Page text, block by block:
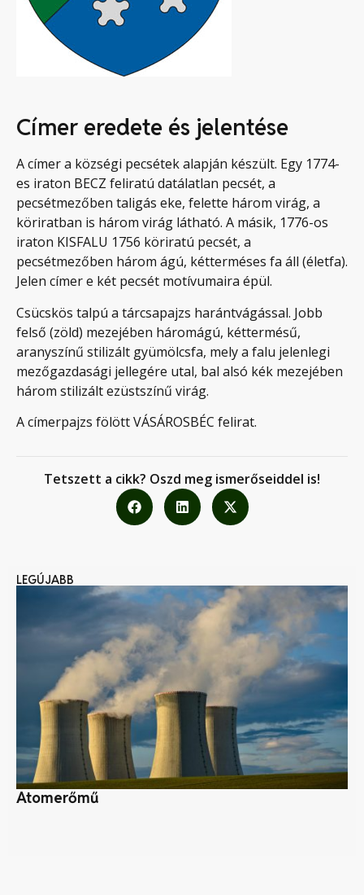
Címer eredete és jelentése
A címer a községi pecsétek alapján készült. Egy 1774-
es iraton BECZ feliratú datálatlan pecsét, a
pecsétmezőben taligás eke, felette három virág, a
köriratban is három virág látható. A másik, 1776-os
iraton KISFALU 1756 köriratú pecsét, a
pecsétmezőben három ágú, kétterméses fa áll (életfa).
Jelen címer e két pecsét motívumaira épül.
Csücskös talpú a tárcsapajzs harántvágással. Jobb
felső (zöld) mezejében háromágú, kéttermésű,
aranyszínű stilizált gyümölcsfa, mely a falu jelenlegi
mezőgazdasági jellegére utal, bal alsó kék mezejében
három stilizált ezüstszínű virág.
A címerpajzs fölött VÁSÁROSBÉC felirat.
Tetszett a cikk? Oszd meg ismerőseiddel is!
LEGÚJABB
Atomerőmű